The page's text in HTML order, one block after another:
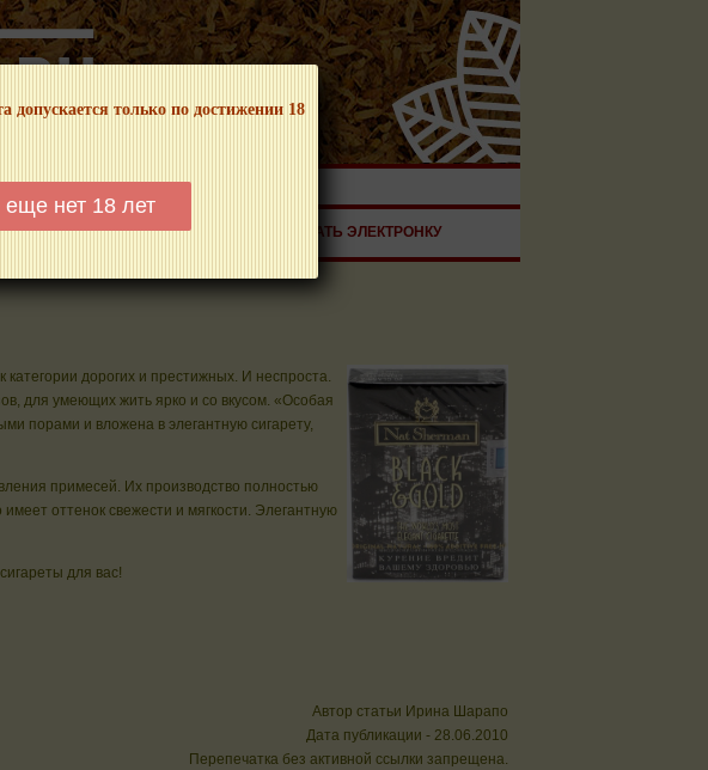
допускается только по достижении 18
нет 18 лет
И РЕКЛАМОЙ ТАБАЧНОЙ ПРОДУКЦИИ!
КУРЕНИЕ И ЗДОРОВЬЕ ЗАКАЗАТЬ ЭЛЕКТРОНКУ
категории дорогих и престижных. И неспроста.
для умеющих жить ярко и со вкусом. «Особая
порами и вложена в элегантную сигарету,
примесей. Их производство полностью
оттенок свежести и мягкости. Элегантную
для вас!
Автор статьи Ирина Шарапо
Дата публикации - 28.06.2010
Перепечатка без активной ссылки запрещена.